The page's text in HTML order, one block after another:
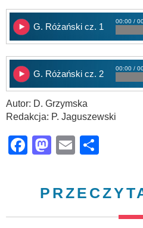
G. Różański cz. 1
00:00 /
G. Różański cz. 2
00:00 /
Autor: D. Grzymska
Redakcja: P. Jaguszewski
Facebook
Mastodon
Email